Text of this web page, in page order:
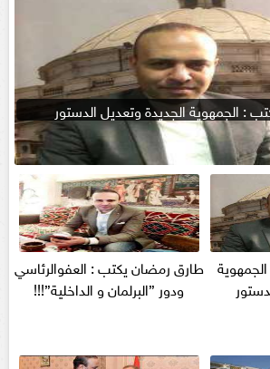
: الجمهوية الجديدة وتعديل الدستور
طارق رمضان يكتب : العفوالرئاسي
ودور ”البرلمان و الداخلية”!!!